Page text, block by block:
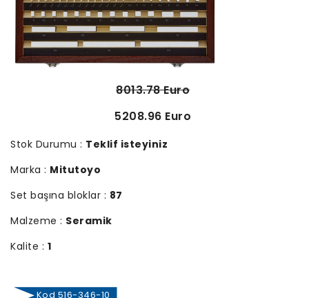
8013.78 Euro
5208.96 Euro
Stok Durumu : Teklif isteyiniz
Marka : Mitutoyo
Set başına bloklar : 87
Malzeme : Seramik
Kalite : 1
Kod 516-346-10